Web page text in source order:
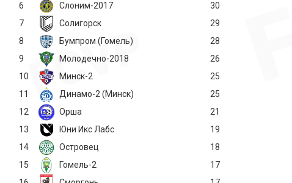
6
Слоним-2017
30
7
Солигорск
29
8
Бумпром (Гомель)
28
9
Молодечно-2018
26
10
Минск-2
25
11
Динамо-2 (Минск)
25
12
Орша
21
13
Юни Икс Лабс
19
14
Островец
18
15
Гомель-2
17